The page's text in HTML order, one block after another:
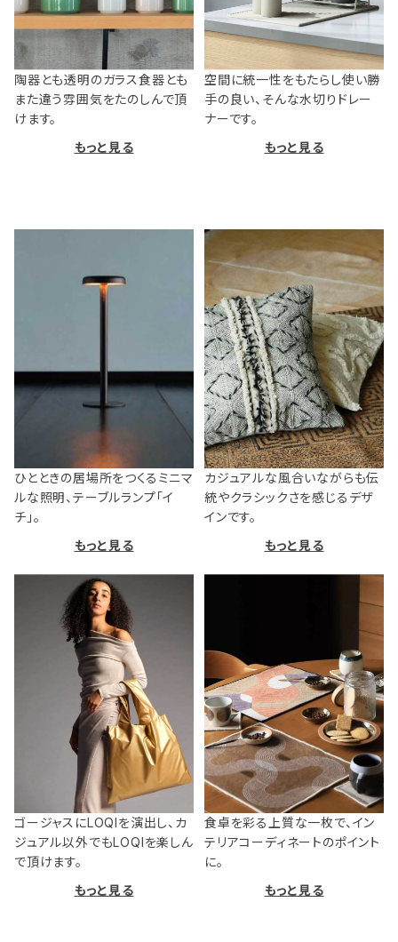
陶器とも透明のガラス食器とも
また違う雰囲気をたのしんで頂
けます。
もっと見る
空間に統一性をもたらし使い勝
手の良い、そんな水切りドレー
ナーです。
もっと見る
ひとときの居場所をつくるミニマ
ルな照明、テーブルランプ「イ
チ」。
もっと見る
カジュアルな風合いながらも伝
統やクラシックさを感じるデザ
インです。
もっと見る
ゴージャスにLOQIを演出し、カ
ジュアル以外でもLOQIを楽しん
で頂けます。
もっと見る
食卓を彩る上質な一枚で、イン
テリアコーディネートのポイント
に。
もっと見る